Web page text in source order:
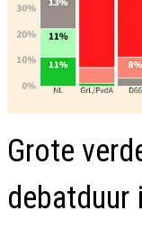
Grote
debatduur